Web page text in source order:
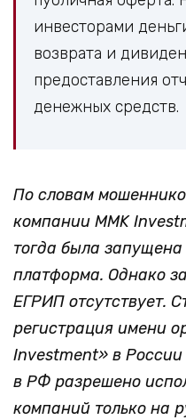
инвесторами
возврата и
предоставления
денежных средств.
По словам
компании MMK
тогда была
платформа. Однако
ЕГРИП отсутствует.
регистрация имени
Investment» в
в РФ разрешено
компаний только на